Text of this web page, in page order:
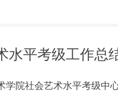
水平考级工作总
院社会艺术水平考级中